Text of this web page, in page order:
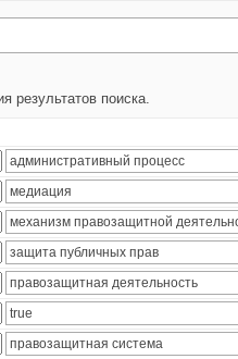
результатов поиска.